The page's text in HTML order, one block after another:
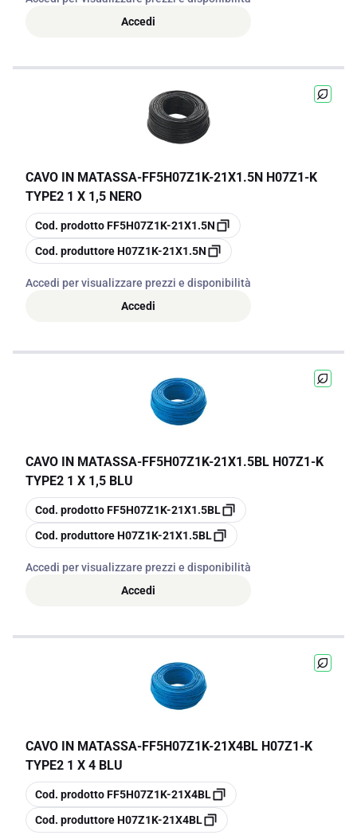
Accedi
CAVO IN MATASSA-FF5H07Z1K-21X1.5N H07Z1-K
TYPE2 1 X 1,5 NERO
copia
Cod. prodottoFF5H07Z1K-21X1.5N
copia
Cod. produttoreH07Z1K-21X1.5N
Accedi per visualizzare prezzi e disponibilità
Accedi
CAVO IN MATASSA-FF5H07Z1K-21X1.5BL H07Z1-K
TYPE2 1 X 1,5 BLU
copia
Cod. prodottoFF5H07Z1K-21X1.5BL
copia
Cod. produttoreH07Z1K-21X1.5BL
Accedi per visualizzare prezzi e disponibilità
Accedi
CAVO IN MATASSA-FF5H07Z1K-21X4BL H07Z1-K
TYPE2 1 X 4 BLU
copia
Cod. prodottoFF5H07Z1K-21X4BL
copia
Cod. produttoreH07Z1K-21X4BL